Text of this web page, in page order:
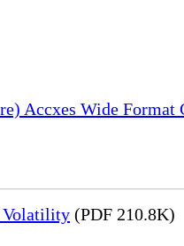
Accxes Wide Format
Volatility (PDF 210.8K)